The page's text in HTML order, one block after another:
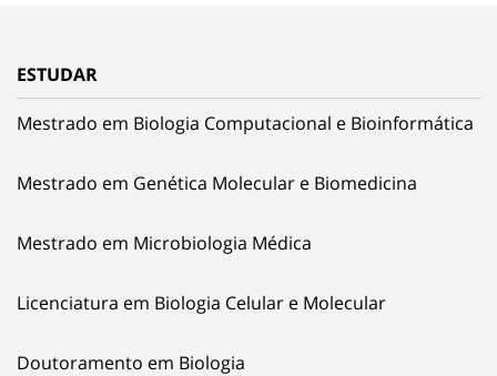
ESTUDAR
Mestrado em Biologia Computacional e Bioinformática
Mestrado em Genética Molecular e Biomedicina
Mestrado em Microbiologia Médica
Licenciatura em Biologia Celular e Molecular
Doutoramento em Biologia